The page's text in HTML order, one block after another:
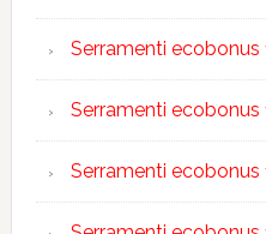
Serramenti ecobonus
Serramenti ecobonus
Serramenti ecobonus